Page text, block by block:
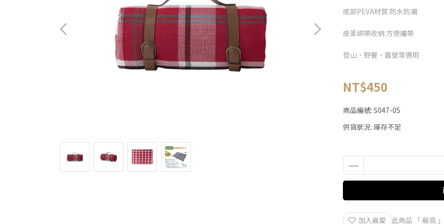
底部PEVA材質 防水防潮
皮革綁帶收納 方便攜帶
登山、野餐、露營等適用
NT$450
商品編號: S047-05
供貨狀況: 庫存不足
加入最愛 此商品 「 最高